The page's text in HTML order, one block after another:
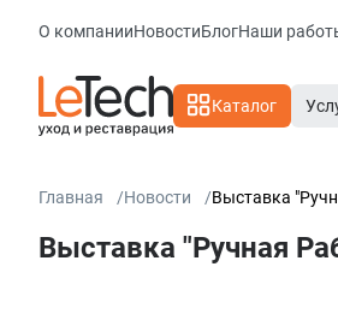
О компанииНовостиБлогНаши
Каталог
Главная Новости Выставка
Выставка "Ручная